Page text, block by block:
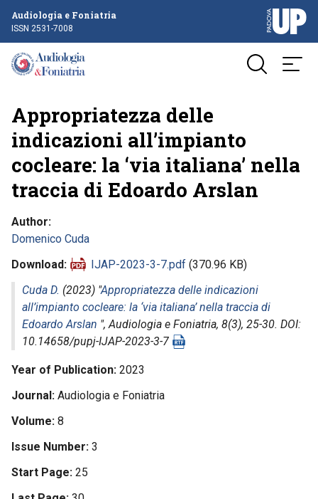
Audiologia e Foniatria
ISSN 2531-7008
Appropriatezza delle
indicazioni all’impianto
cocleare: la ‘via italiana’ nella
traccia di Edoardo Arslan
Author
Domenico Cuda
Download
IJAP-2023-3-7.pdf (370.96 KB)
Cuda D. (2023) "Appropriatezza delle indicazioni
all’impianto cocleare: la ‘via italiana’ nella traccia di
Edoardo Arslan ",Audiologia e Foniatria, 8(3), 25-30. DOI:
10.14658/pupj-IJAP-2023-3-7
Year of Publication 2023
Journal Audiologia e Foniatria
Volume 8
Issue Number 3
Start Page 25